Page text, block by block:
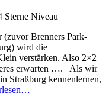
(zuvor Brenners Park-
wird die
verstärken. Also 2×2
erwarten …. Als wir
Straßburg kennenlernen,